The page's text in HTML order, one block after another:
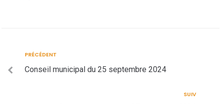
PRÉCÉDENT
Conseil municipal du 25 septembre 2024
SUIV